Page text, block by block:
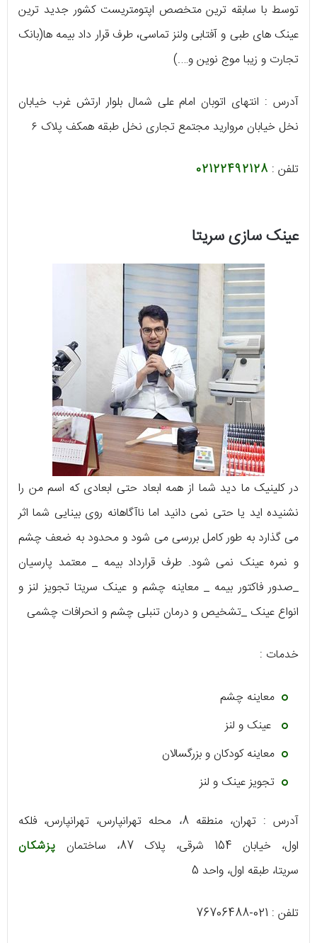
توسط با سابقه ترین متخصص اپتومتریست کشور جدید ترین
عینک های طبی و آفتابی ولنز تماسی، طرف قرار داد بیمه ها(بانک
تجارت و زیبا موج نوین و….)
آدرس : انتهای اتوبان امام علی شمال بلوار ارتش غرب خیابان
نخل خیابان مروارید مجتمع تجاری نخل طبقه همکف پلاک ۶
تلفن : 02122492128
عینک سازی سریتا
در کلینیک ما دید شما از همه ابعاد حتی ابعادی که اسم من را
نشنیده اید یا حتی نمی دانید اما ناآگاهانه روی بینایی شما اثر
می گذارد به طور کامل بررسی می شود و محدود به ضعف چشم
و نمره عینک نمی شود. طرف قرارداد بیمه _ معتمد پارسیان
_صدور فاکتور بیمه _ معاینه چشم و عینک سریتا تجویز لنز و
انواع عینک _تشخیص و درمان تنبلی چشم و انحرافات چشمی
خدمات :
معاینه چشم
عینک و لنز
معاینه کودکان و بزرگسالان
تجویز عینک‌ و ‌لنز
آدرس : تهران، منطقه 8 ، محله تهرانپارس، تهرانپارس، فلکه
اول، خیابان 154 شرقی ، پلاک 87 ، ساختمان پزشکان
سریتا، طبقه اول، واحد 5
تلفن : 021-76706488